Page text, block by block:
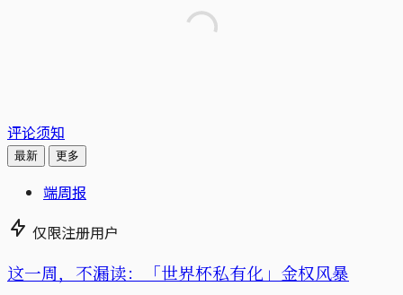
评论须知
最新 更多
端周报
仅限注册用户
这一周，不漏读：「世界杯私有化」金权风暴